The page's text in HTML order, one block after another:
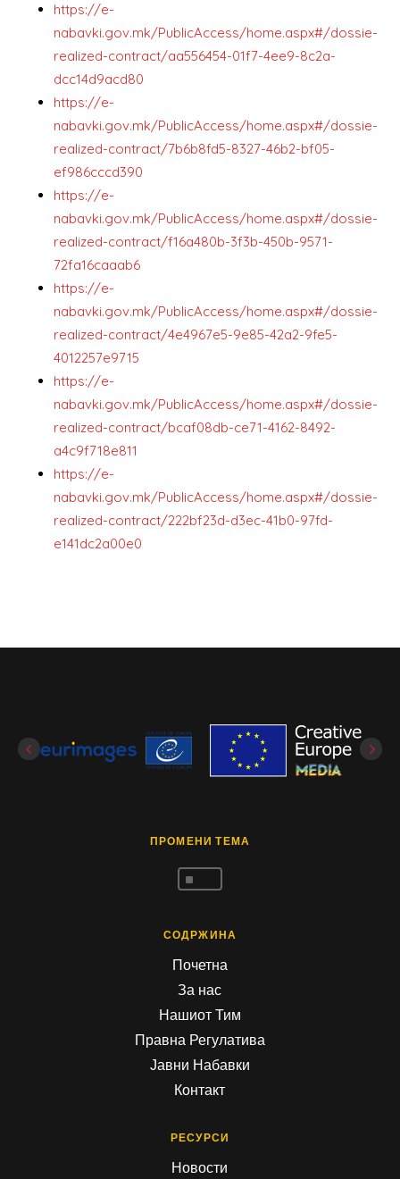
https://e-
nabavki.gov.mk/PublicAccess/home.aspx#/dossie-
realized-contract/aa556454-01f7-4ee9-8c2a-
dcc14d9acd80
https://e-
nabavki.gov.mk/PublicAccess/home.aspx#/dossie-
realized-contract/7b6b8fd5-8327-46b2-bf05-
ef986cccd390
https://e-
nabavki.gov.mk/PublicAccess/home.aspx#/dossie-
realized-contract/f16a480b-3f3b-450b-9571-
72fa16caaab6
https://e-
nabavki.gov.mk/PublicAccess/home.aspx#/dossie-
realized-contract/4e4967e5-9e85-42a2-9fe5-
4012257e9715
https://e-
nabavki.gov.mk/PublicAccess/home.aspx#/dossie-
realized-contract/bcaf08db-ce71-4162-8492-
a4c9f718e811
https://e-
nabavki.gov.mk/PublicAccess/home.aspx#/dossie-
realized-contract/222bf23d-d3ec-41b0-97fd-
e141dc2a00e0
ПРОМЕНИ ТЕМА
^
СОДРЖИНА
Почетна
За нас
Нашиот Тим
Правна Регулатива
Јавни Набавки
Контакт
РЕСУРСИ
Новости